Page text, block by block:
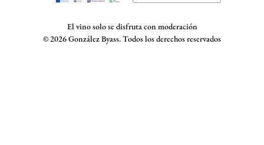
El vino solo se disfruta con moderación
© 2026 González Byass. Todos los derechos reservados